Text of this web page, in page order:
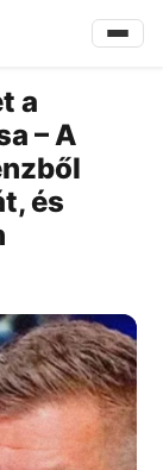
a
– A
és